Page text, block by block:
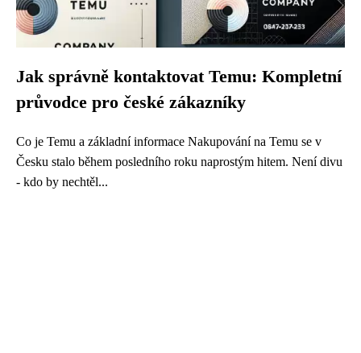
Jak správně kontaktovat Temu: Kompletní
průvodce pro české zákazníky
Co je Temu a základní informace Nakupování na Temu se v
Česku stalo během posledního roku naprostým hitem. Není divu
- kdo by nechtěl...